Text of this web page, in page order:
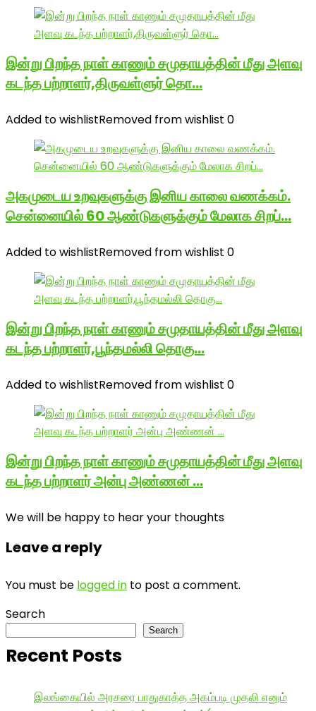
இன்று பிறந்த நாள் காணும் சமுதாயத்தின் மீது அளவு
கடந்த பற்றாளர்,திருவள்ளுர் தொ…
Added to wishlistRemoved from wishlist 0
அகமுடைய உறவுகளுக்கு இனிய காலை வணக்கம்.
சென்னையில் 60 ஆண்டுகளுக்கும் மேலாக சிறப்…
Added to wishlistRemoved from wishlist 0
இன்று பிறந்த நாள் காணும் சமுதாயத்தின் மீது அளவு
கடந்த பற்றாளர்,பூந்தமல்லி தொகு…
Added to wishlistRemoved from wishlist 0
இன்று பிறந்த நாள் காணும் சமுதாயத்தின் மீது அளவு
கடந்த பற்றாளர் அன்பு அண்ணன் …
We will be happy to hear your thoughts
Leave a reply
You must be logged in to post a comment.
Search
Search
Recent Posts
இலங்கையில் அரசரை பாதுகாத்த அகம்படி முதலி எனும்